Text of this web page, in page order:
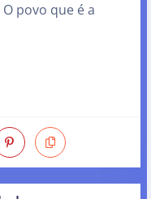
povo que é a